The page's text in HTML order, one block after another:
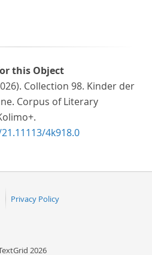
this Object
Collection 98. Kinder der
Corpus of Literary
4k918.0
Privacy Policy
2026